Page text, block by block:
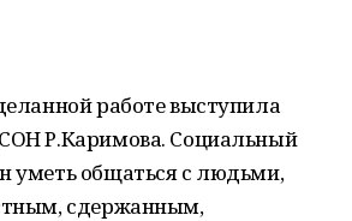
работе выступила
Р.Каримова. Социальный
уметь общаться с людьми,
сдержанным,